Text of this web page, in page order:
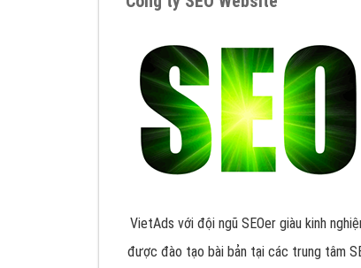
Google Ads là hình thức quảng cáo của
Google được tài trợ có chữ Ad gồm 4 ví trí
trên cùng và 3 vị trí dưới cùng